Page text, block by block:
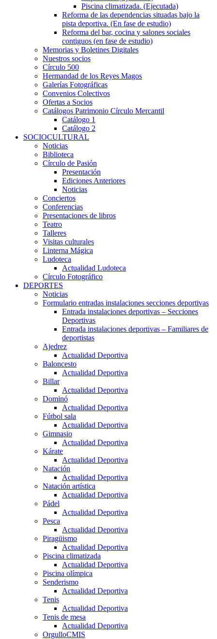
Piscina climatizada. (Ejecutada)
Reforma de las dependencias situadas bajo la
pista deportiva. (En fase de estudio)
Reforma del bar, cocina y salones sociales
contiguos (en fase de estudio)
Memorias y Boletines Digitales
Nuestros socios
Círculo 500
Hermandad de los Reyes Magos
Galerías Fotográficas
Convenios Colectivos
Ofertas a Socios
Catálogos Patrimonio Círculo Mercantil
Catálogo 1
Catálogo 2
SOCIOCULTURAL
Noticias
Biblioteca
Círculo de Pasión
Presentación
Ediciones Anteriores
Noticias
Conciertos
Conferencias
Presentaciones de libros
Teatro
Talleres
Visitas culturales
Linterna Mágica
Ludoteca
Actualidad Ludoteca
Círculo Fotográfico
DEPORTES
Noticias
Formulario entradas instalaciones secciones deportivas
Entrada instalaciones deportivas – Secciones
Deportivas
Entrada instalaciones deportivas – Familiares de
deportistas
Ajedrez
Actualidad Deportiva
Baloncesto
Actualidad Deportiva
Billar
Actualidad Deportiva
Dominó
Actualidad Deportiva
Fútbol sala
Actualidad Deportiva
Gimnasio
Actualidad Deportiva
Kárate
Actualidad Deportiva
Natación
Actualidad Deportiva
Natación artística
Actualidad Deportiva
Pádel
Actualidad Deportiva
Pesca
Actualidad Deportiva
Piragüismo
Actualidad Deportiva
Piscina climatizada
Actualidad Deportiva
Piscina olímpica
Senderismo
Actualidad Deportiva
Tenis
Actualidad Deportiva
Tenis de mesa
Actualidad Deportiva
OrgulloCMIS